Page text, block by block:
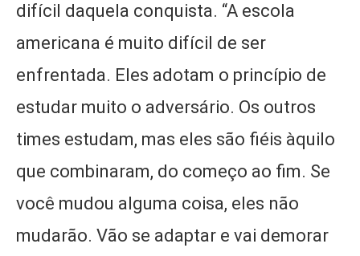
difícil daquela conquista. “A escola
americana é muito difícil de ser
enfrentada. Eles adotam o princípio de
estudar muito o adversário. Os outros
times estudam, mas eles são fiéis àquilo
que combinaram, do começo ao fim. Se
você mudou alguma coisa, eles não
mudarão. Vão se adaptar e vai demorar